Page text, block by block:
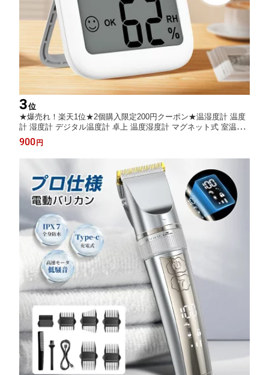
3位
★爆売れ！楽天1位★2個購入限定200円クーポン★温湿度計 温度
計 湿度計 デジタル温度計 卓上 温度湿度計 マグネット式 室温計
スタンド 小型 コンパクト シンプル 手のひらサイズ 温湿度マーク
デジタル時計 室内 感染症 乾燥 熱中症対策 風邪 温湿度 健康管理
体調管理
900 円